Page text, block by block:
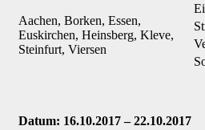
Aachen, Borken, Essen,
Euskirchen, Heinsberg, Kleve,
Steinfurt, Viersen
Datum: 16.10.2017 – 22.10.2017